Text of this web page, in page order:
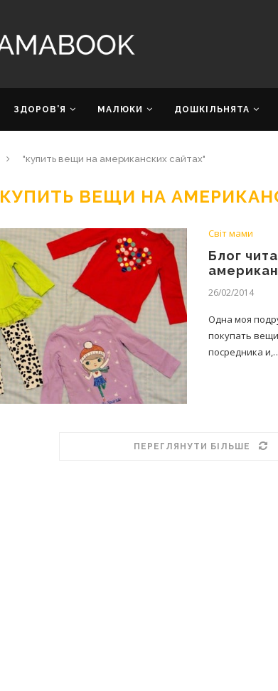
ЗДОРОВ’Я МАЛЮКИ ДОШКІЛЬНЯТА
"купить вещи на американских сайтах"
КУПИТЬ ВЕЩИ НА
Світ мами
Блог
26/02/2014
Одна моя
покупать
посредника
ПЕРЕГЛЯНУТИ БІЛЬШЕ